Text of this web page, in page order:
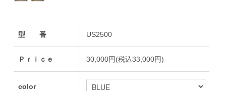
型 番 US2500
Ｐｒｉｃｅ 30,000円(税込33,000円)
color